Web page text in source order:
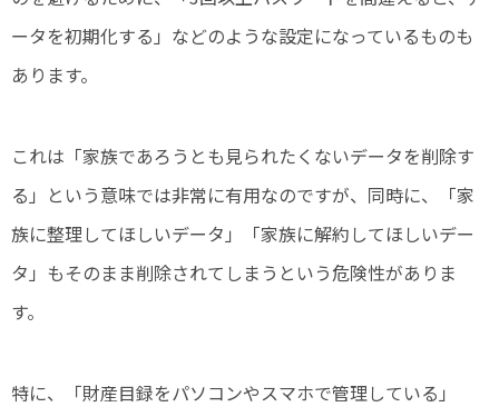
ータを初期化する」などのような設定になっているものも
あります。
これは「家族であろうとも見られたくないデータを削除す
る」という意味では非常に有用なのですが、同時に、「家
族に整理してほしいデータ」「家族に解約してほしいデー
タ」もそのまま削除されてしまうという危険性がありま
す。
特に、「財産目録をパソコンやスマホで管理している」